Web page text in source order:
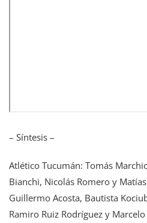
– Síntesis –
Atlético Tucumán: Tomás
Bianchi, Nicolás Romero y
Guillermo Acosta, Bautista
Ramiro Ruiz Rodríguez y